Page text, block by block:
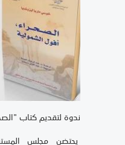
ندوة لتقديم كتاب
يحتضن مجلس